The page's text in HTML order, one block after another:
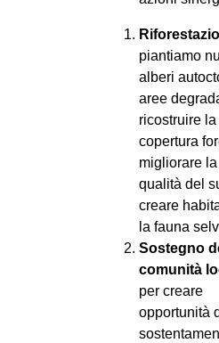
piantiamo
alberi
aree
ricostruire la
copertura
migliorare la
qualità del
creare
la fauna
Sostegno
comunità
per creare
opportunità